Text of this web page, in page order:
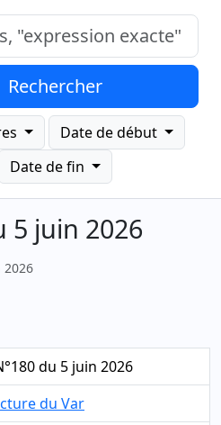
exacte"
Rechercher
Date de début
Date de fin
5 juin 2026
2026
du 5 juin 2026
du Var